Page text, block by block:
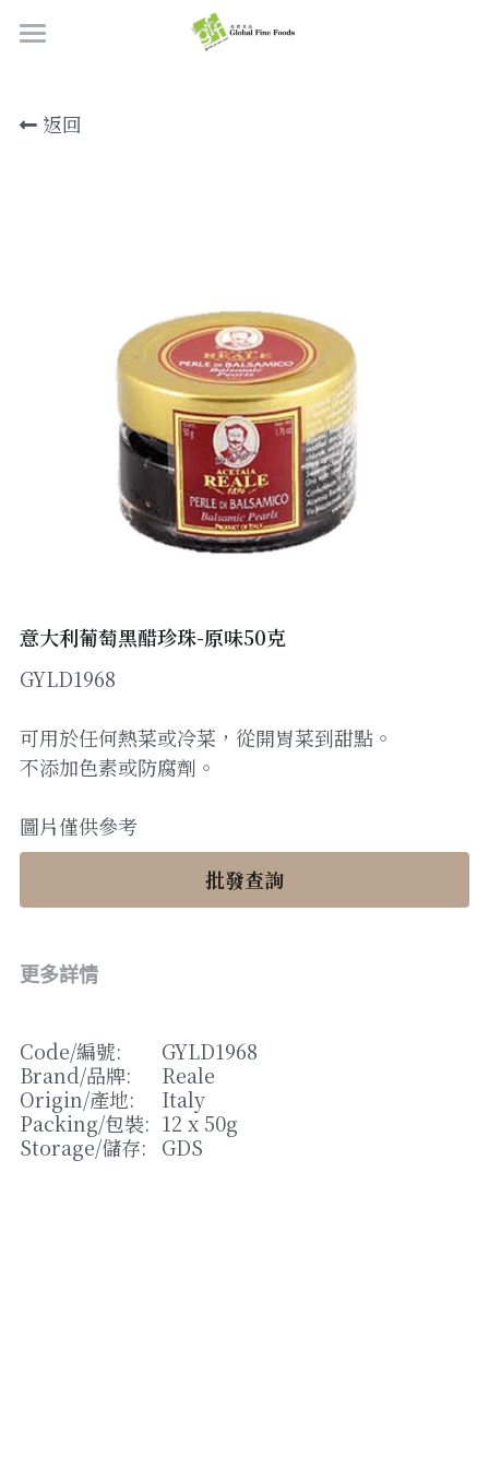
產品
豬肉
雞肉
羊肉/鴨肉
虎蝦/蝦肉
蟹
罐裝海產
魚/其他
帶子/青口
香腸
肉丸
醃製火腿肉
煙肉/其他
奶類制品
芝士
牛油
忌廉
烘焙食品
餅皮
糖漿
炸物小食
薯條
其他
牛油果醬
糧油
米/藜麥/麵
油
鹽
其他
雜貨
調味料/香草/鹽
果乾
黑醋
湯類
其他
急凍蔬菜
急凍甜點
搜索
繁體中文
繁體中文
English
返回
意大利葡萄黑醋珍珠-原味50克
GYLD1968
可用於任何熱菜或冷菜，從開胃菜到甜點。
不添加色素或防腐劑。
圖片僅供參考
批發查詢
更多詳情
Code/編號:
GYLD1968
Brand/品牌:
Reale
Origin/產地:
Italy
Packing/包裝: 12 x 50g
Storage/儲存: GDS